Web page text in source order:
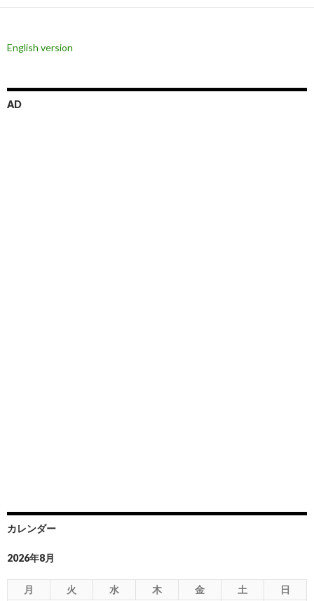
ー
ョ
English version
AD
カレンダー
2026年8月
月 火 水 木 金 土
日